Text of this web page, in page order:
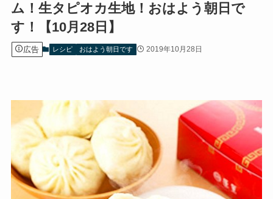
ム！生タピオカ生地！おはよう朝日で
す！【10月28日】
広告 レシピ おはよう朝日です 2019年10月28日